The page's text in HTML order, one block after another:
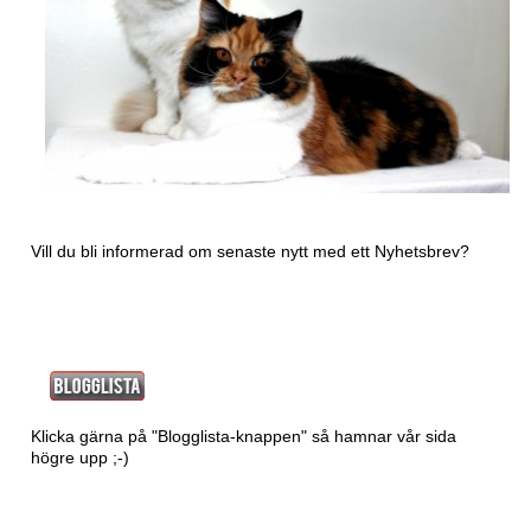
Vill du bli informerad om senaste nytt med ett Nyhetsbrev?
Klicka gärna på "Blogglista-knappen" så hamnar vår sida
högre upp ;-)